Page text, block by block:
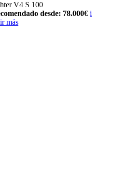
V4 S 100
desde: 78.000€ i
más